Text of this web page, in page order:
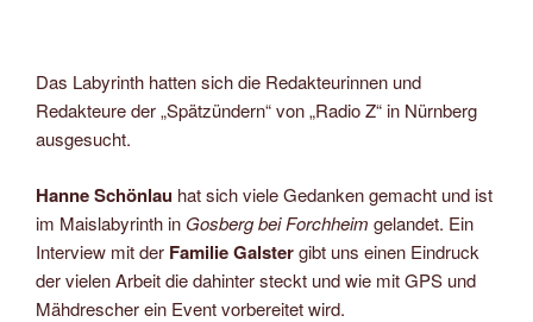
Das Labyrinth hatten sich die Redakteurinnen und
Redakteure der „Spätzündern“ von „Radio Z“ in Nürnberg
ausgesucht.
Hanne Schönlau hat sich viele Gedanken gemacht und ist
im Maislabyrinth in Gosberg bei Forchheim gelandet. Ein
Interview mit der Familie Galstergibt uns einen Eindruck
der vielen Arbeit die dahinter steckt und wie mit GPS und
Mähdrescher ein Event vorbereitet wird.